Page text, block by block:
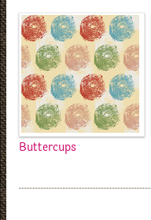
Buttercups